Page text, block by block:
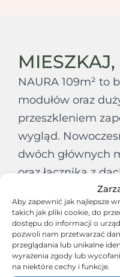
Aby zapewnić jak najlepsze
takich jak pliki cookie, do
dostępu do informacji o
pozwoli nam przetwarzać
przeglądania lub unikalne
wyrażenia zgody lub
na niektóre cechy i funkcje.
NAURA 109m² to
modułów oraz
przeszkleniem
wygląd.
dwóch głównych
oraz łącznika z
posiada
wnętrze dzięki
dzienna oraz
łącznikiem
dyspozycji trzy